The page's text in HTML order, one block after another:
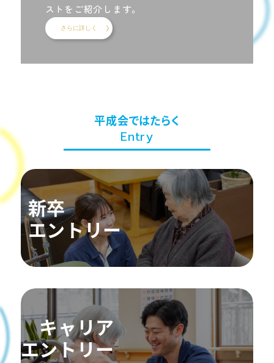
ストをご紹介します。
さらに詳しく
平成会ではたらく
Entry
新卒
エントリー
キャリア
エントリー